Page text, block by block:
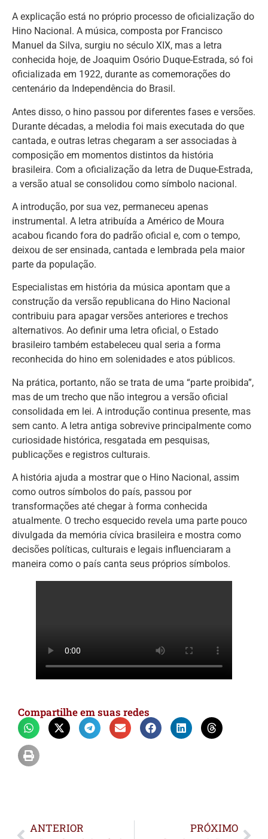
A explicação está no próprio processo de oficialização do
Hino Nacional. A música, composta por Francisco
Manuel da Silva, surgiu no século XIX, mas a letra
conhecida hoje, de Joaquim Osório Duque-Estrada, só foi
oficializada em 1922, durante as comemorações do
centenário da Independência do Brasil.
Antes disso, o hino passou por diferentes fases e versões.
Durante décadas, a melodia foi mais executada do que
cantada, e outras letras chegaram a ser associadas à
composição em momentos distintos da história
brasileira. Com a oficialização da letra de Duque-Estrada,
a versão atual se consolidou como símbolo nacional.
A introdução, por sua vez, permaneceu apenas
instrumental. A letra atribuída a Américo de Moura
acabou ficando fora do padrão oficial e, com o tempo,
deixou de ser ensinada, cantada e lembrada pela maior
parte da população.
Especialistas em história da música apontam que a
construção da versão republicana do Hino Nacional
contribuiu para apagar versões anteriores e trechos
alternativos. Ao definir uma letra oficial, o Estado
brasileiro também estabeleceu qual seria a forma
reconhecida do hino em solenidades e atos públicos.
Na prática, portanto, não se trata de uma “parte proibida”,
mas de um trecho que não integrou a versão oficial
consolidada em lei. A introdução continua presente, mas
sem canto. A letra antiga sobrevive principalmente como
curiosidade histórica, resgatada em pesquisas,
publicações e registros culturais.
A história ajuda a mostrar que o Hino Nacional, assim
como outros símbolos do país, passou por
transformações até chegar à forma conhecida
atualmente. O trecho esquecido revela uma parte pouco
divulgada da memória cívica brasileira e mostra como
decisões políticas, culturais e legais influenciaram a
maneira como o país canta seus próprios símbolos.
Compartilhe em suas redes
ANTERIOR
PRÓXIMO